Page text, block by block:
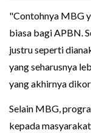
"Contohnya MBG
biasa bagi APBN.
justru seperti
yang seharusnya
yang akhirnya
Selain MBG,
kepada